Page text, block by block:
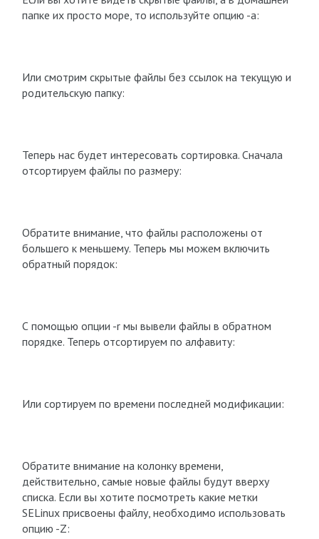
папке их просто море, то используйте опцию -a:
Или смотрим скрытые файлы без ссылок на текущую и
родительскую папку:
Теперь нас будет интересовать сортировка. Сначала
отсортируем файлы по размеру:
Обратите внимание, что файлы расположены от
большего к меньшему. Теперь мы можем включить
обратный порядок:
С помощью опции -r мы вывели файлы в обратном
порядке. Теперь отсортируем по алфавиту:
Или сортируем по времени последней модификации:
Обратите внимание на колонку времени,
действительно, самые новые файлы будут вверху
списка. Если вы хотите посмотреть какие метки
SELinux присвоены файлу, необходимо использовать
опцию -Z: